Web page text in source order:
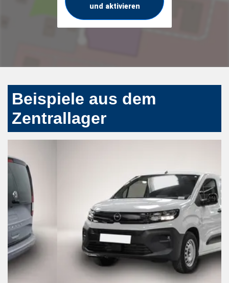
und aktivieren
Beispiele aus dem
Zentrallager